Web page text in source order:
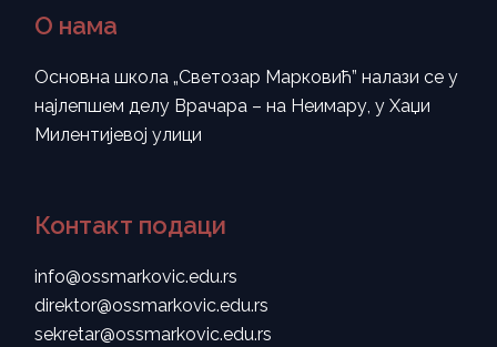
О нама
Основна школа „Светозар Марковић” налази се у
најлепшем делу Врачара – на Неимару, у Хаџи
Милентијевој улици
Контакт подаци
info@ossmarkovic.edu.rs
direktor@ossmarkovic.edu.rs
sekretar@ossmarkovic.edu.rs